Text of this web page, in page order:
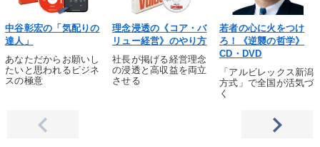
中谷彰宏の「気配りの
達人」
あなただからお願いし
たいと思われるビジネ
スの極意
理念浸透の《コア・バ
リュー経営》のやり方
社長が掲げる経営理念
の浸透と高収益を両立
させる
若者の心に火をつけ
ろ！《逆襲の哲学》
CD・DVD
「アルビレックス新潟
方式」で全国が活気づ
く